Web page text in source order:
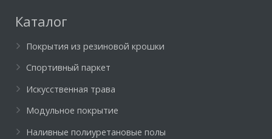
Каталог
Покрытия из резиновой крошки
Спортивный паркет
Искусственная трава
Модульное покрытие
Наливные полиуретановые полы